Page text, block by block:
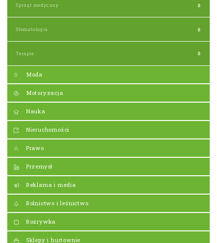
Sprzęt medyczny 0
Stomatologia 0
Terapie 0
Moda
Motoryzacja
Nauka
Nieruchomości
Prawo
Przemysł
Reklama i media
Rolnictwo i leśnictwo
Rozrywka
Sklepy i hurtownie